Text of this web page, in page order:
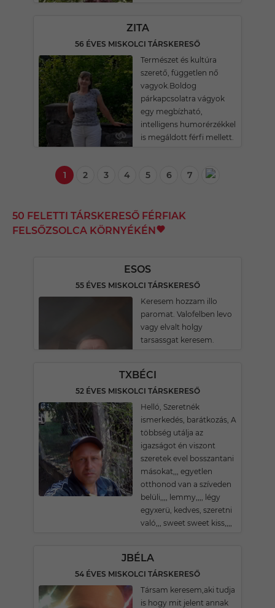
ZITA
56 ÉVES MISKOLCI TÁRSKERESŐ
Természet és kultúra
szerető, független nő
vagyok.Boldog
párkapcsolatra vágyok
egy megbízható,
intelligens humorérzékkel
is megáldott férfi mellett.
1 2 3 4 5 6 7
50 FELETTI TÁRSKERESŐ FÉRFIAK
FELSŐZSOLCA KÖRNYÉKÉN
ESOS
55 ÉVES MISKOLCI TÁRSKERESŐ
Keresem hozzam illo
paromat. Valofelben levo
vagy elvalt holgy
tarsassgat keresem.
TXBÉCI
52 ÉVES MISKOLCI TÁRSKERESŐ
Helló, Szeretnék
ismerkedés, barátkozás, A
többség utálja az
igazságot én viszont
szeretek evel bosszantani
másokat,,, egyetlen
otthonod van a szíveden
belüli,,,, lemmy,,,, légy
egyxerü, kedves, szeretni
való,,, sweet sweet kiss,,,,
JBÉLA
54 ÉVES MISKOLCI TÁRSKERESŐ
Társam keresem,aki tudja
is hogy mit jelent annak